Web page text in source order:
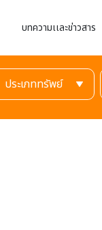
บทความเเละข่าวสาร